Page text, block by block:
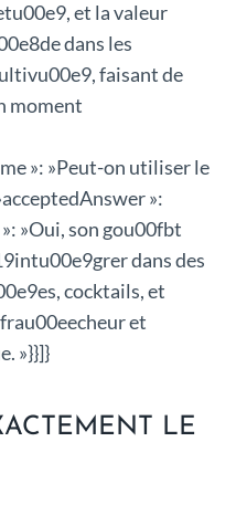
et la valeur
dans les
faisant de
moment
»: »Peut-on utiliser le
»:
»Oui, son gou00fbt
dans des
cocktails, et
et
»}}]}
LE